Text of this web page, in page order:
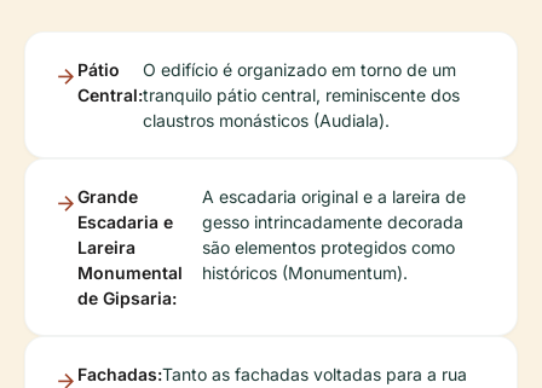
Pátio
Central:
O edifício é organizado em torno de um
tranquilo pátio central, reminiscente dos
claustros monásticos (Audiala).
Grande
Escadaria e
Lareira
Monumental
de Gipsaria:
A escadaria original e a lareira de
gesso intrincadamente decorada
são elementos protegidos como
históricos (Monumentum).
Fachadas:Tanto as fachadas voltadas para a rua